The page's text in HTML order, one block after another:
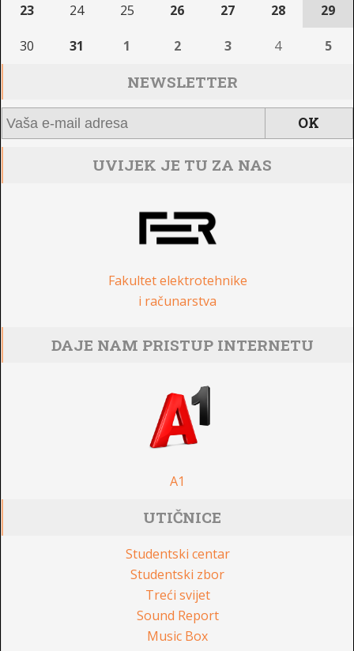
23 24 25 26 27 28 29
30 31 1 2 3 4 5
NEWSLETTER
UVIJEK JE TU ZA NAS
Fakultet elektrotehnike
i računarstva
DAJE NAM PRISTUP INTERNETU
A1
UTIČNICE
Studentski centar
Studentski zbor
Treći svijet
Sound Report
Music Box